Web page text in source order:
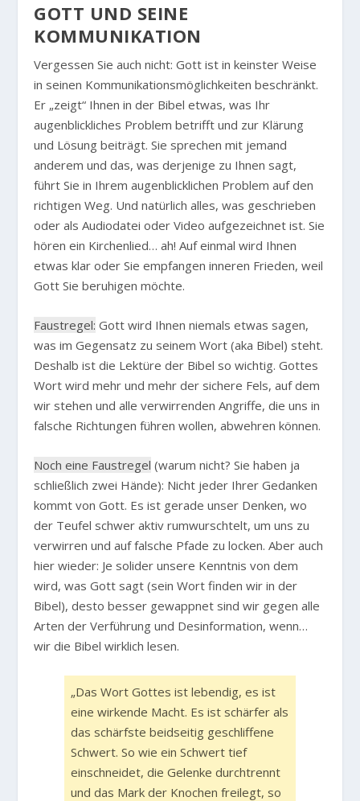
GOTT UND SEINE
KOMMUNIKATION
Vergessen Sie auch nicht: Gott ist in keinster Weise
in seinen Kommunikationsmöglichkeiten beschränkt.
Er „zeigt“ Ihnen in der Bibel etwas, was Ihr
augenblickliches Problem betrifft und zur Klärung
und Lösung beiträgt. Sie sprechen mit jemand
anderem und das, was derjenige zu Ihnen sagt,
führt Sie in Ihrem augenblicklichen Problem auf den
richtigen Weg. Und natürlich alles, was geschrieben
oder als Audiodatei oder Video aufgezeichnet ist. Sie
hören ein Kirchenlied… ah! Auf einmal wird Ihnen
etwas klar oder Sie empfangen inneren Frieden, weil
Gott Sie beruhigen möchte.
Faustregel: Gott wird Ihnen niemals etwas sagen,
was im Gegensatz zu seinem Wort (aka Bibel) steht.
Deshalb ist die Lektüre der Bibel so wichtig. Gottes
Wort wird mehr und mehr der sichere Fels, auf dem
wir stehen und alle verwirrenden Angriffe, die uns in
falsche Richtungen führen wollen, abwehren können.
Noch eine Faustregel (warum nicht? Sie haben ja
schließlich zwei Hände): Nicht jeder Ihrer Gedanken
kommt von Gott. Es ist gerade unser Denken, wo
der Teufel schwer aktiv rumwurschtelt, um uns zu
verwirren und auf falsche Pfade zu locken. Aber auch
hier wieder: Je solider unsere Kenntnis von dem
wird, was Gott sagt (sein Wort finden wir in der
Bibel), desto besser gewappnet sind wir gegen alle
Arten der Verführung und Desinformation, wenn…
wir die Bibel wirklich lesen.
„Das Wort Gottes ist lebendig, es ist
eine wirkende Macht. Es ist schärfer als
das schärfste beidseitig geschliffene
Schwert. So wie ein Schwert tief
einschneidet, die Gelenke durchtrennt
und das Mark der Knochen freilegt, so